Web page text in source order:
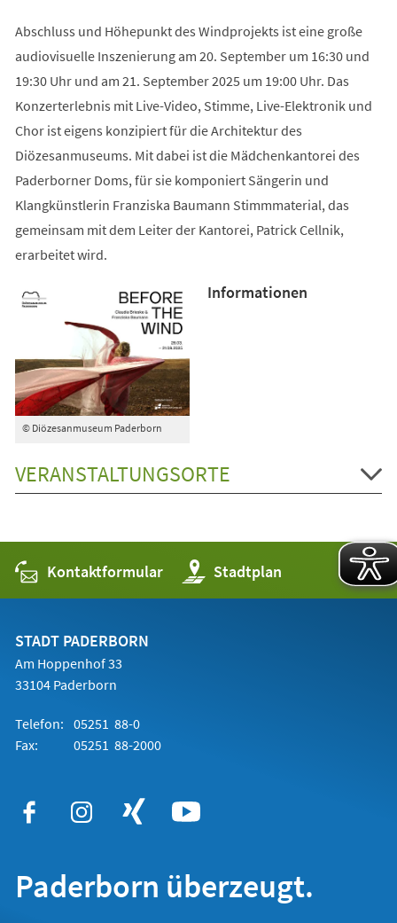
Abschluss und Höhepunkt des Windprojekts ist eine große
audiovisuelle Inszenierung am 20. September um 16:30 und
19:30 Uhr und am 21. September 2025 um 19:00 Uhr. Das
Konzerterlebnis mit Live-Video, Stimme, Live-Elektronik und
Chor ist eigens konzipiert für die Architektur des
Diözesanmuseums. Mit dabei ist die Mädchenkantorei des
Paderborner Doms, für sie komponiert Sängerin und
Klangkünstlerin Franziska Baumann Stimmmaterial, das
gemeinsam mit dem Leiter der Kantorei, Patrick Cellnik,
erarbeitet wird.
© Diözesanmuseum Paderborn
Informationen
VERANSTALTUNGSORTE
Kontaktformular Stadtplan
(Öffnet
in
einem
STADT PADERBORN
Am Hoppenhof 33
33104 Paderborn
Telefon: 05251 88-0
Fax:
05251 88-2000
Paderborn überzeugt.